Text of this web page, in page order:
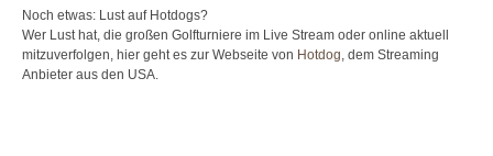
Noch etwas: Lust auf Hotdogs?
Wer Lust hat, die großen Golfturniere im Live Stream oder online aktuell
mitzuverfolgen, hier geht es zur Webseite von Hotdog, dem Streaming
Anbieter aus den USA.